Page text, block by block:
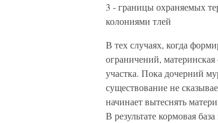
3 - границы охраняемых
колониями тлей
В тех случаях, когда
ограничений,
участка. Пока дочерний
существование не
начинает вытеснять
В результате кормовая